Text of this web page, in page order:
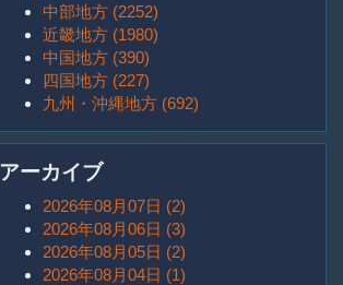
中部地方 (2252)
近畿地方 (1980)
中国地方 (390)
四国地方 (227)
九州・沖縄地方 (692)
アーカイブ
2026年08月07日 (2)
2026年08月06日 (3)
2026年08月05日 (2)
2026年08月04日 (1)